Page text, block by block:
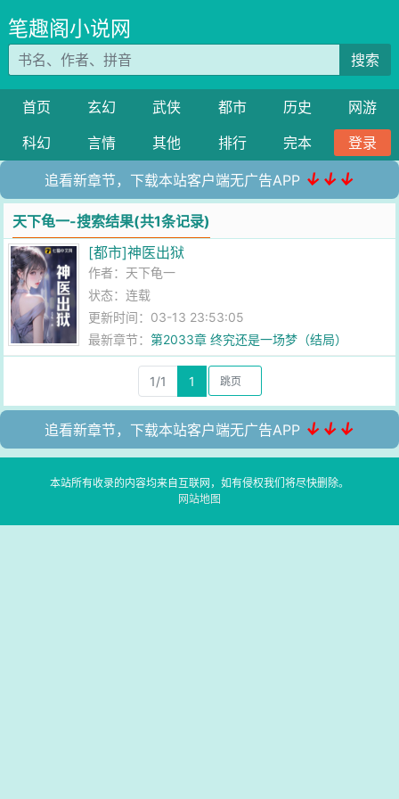
笔趣阁小说网
搜索
首页 玄幻 武侠 都市 历史
网游
科幻
言情 其他 排行 完本 登录
追看新章节，下载本站客户端无广告APP ↓↓↓
天下龟一-搜索结果(共1条记录)
[都市]神医出狱
作者： 天下龟一
状态：连载
更新时间：03-13 23:53:05
最新章节：第2033章 终究还是一场梦（结局）
1/1 1
追看新章节，下载本站客户端无广告APP ↓↓↓
本站所有收录的内容均来自互联网，如有侵权我们将尽快删除。
网站地图